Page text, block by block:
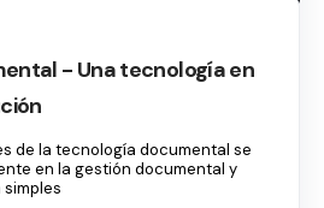
- Una tecnología en
de la tecnología documental se
en la gestión documental y